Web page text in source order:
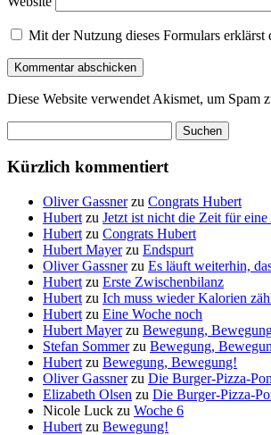
Mit der Nutzung dieses Formulars
Diese Website verwendet Akismet, um Spam
nach:
Kürzlich kommentiert
Oliver Gassnerzu Congrats Hubert
Hubert zu Jetzt ist nicht die Zeit für
Hubert zu Congrats Hubert
Hubert Mayerzu Endspurt
Oliver Gassnerzu Es läuft weiterhin,
Hubert zu Erste Zwischenbilanz
Hubert zu Ich muss wieder Kalorien
Hubert zu Eine Woche noch
Hubert Mayerzu Bewegung,
Stefan Sommerzu Bewegung,
Hubert zu Bewegung, Bewegung!
Oliver Gassnerzu Die Burger-Pizza-
Elizabeth Olsen zu Die Burger-Pizza-
Nicole Luck zu Woche 6
Hubert zu Bewegung!